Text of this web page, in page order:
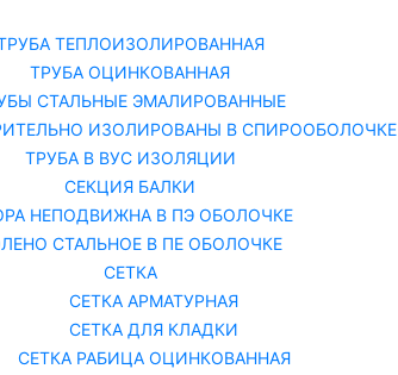
ТЕПЛОИЗОЛИРОВАННАЯ
ТРУБА ОЦИНКОВАННАЯ
СТАЛЬНЫЕ ЭМАЛИРОВАННЫЕ
ИЗОЛИРОВАНЫ В СПИРООБОЛОЧКЕ
ТРУБА В ВУС ИЗОЛЯЦИИ
СЕКЦИЯ БАЛКИ
НЕПОДВИЖНА В ПЭ ОБОЛОЧКЕ
СТАЛЬНОЕ В ПЕ ОБОЛОЧКЕ
СЕТКА
СЕТКА АРМАТУРНАЯ
СЕТКА ДЛЯ КЛАДКИ
СЕТКА РАБИЦА ОЦИНКОВАННАЯ